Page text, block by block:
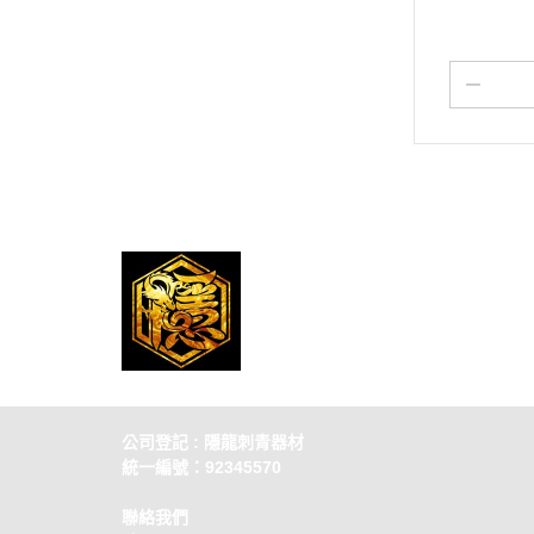
公司登記 : 隱龍刺青器材
統一編號：92345570
聯絡我們